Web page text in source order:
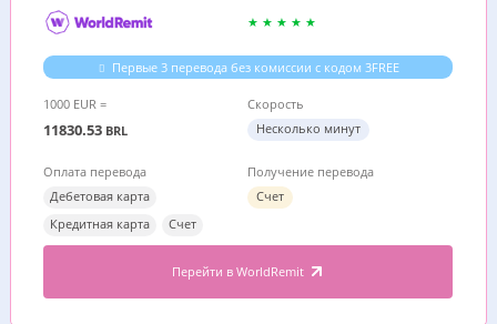
Первые 3 перевода без комиссии с кодом 3FREE
1000 EUR =
11830.53 BRL
Скорость
Несколько минут
Оплата перевода
Дебетовая карта
Кредитная карта
Счет
Получение перевода
Счет
Перейти в WorldRemit